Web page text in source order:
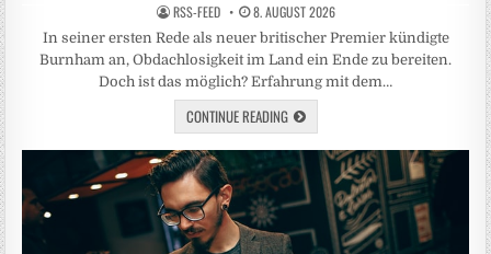
RSS-FEED 8. AUGUST 2026
In seiner ersten Rede als neuer britischer Premier kündigte
Burnham an, Obdachlosigkeit im Land ein Ende zu bereiten.
Doch ist das möglich? Erfahrung mit dem…
CONTINUE READING